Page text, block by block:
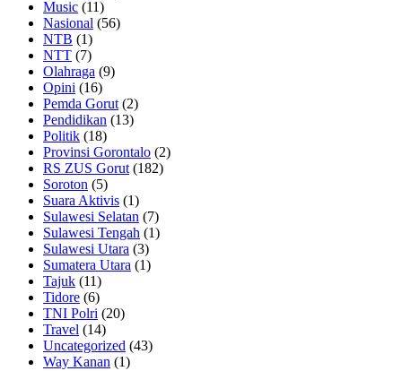
Music (11)
Nasional (56)
NTB (1)
NTT (7)
Olahraga (9)
Opini (16)
Pemda Gorut (2)
Pendidikan (13)
Politik (18)
Provinsi Gorontalo (2)
RS ZUS Gorut (182)
Soroton (5)
Suara Aktivis (1)
Sulawesi Selatan (7)
Sulawesi Tengah (1)
Sulawesi Utara (3)
Sumatera Utara (1)
Tajuk (11)
Tidore (6)
TNI Polri (20)
Travel (14)
Uncategorized (43)
Way Kanan (1)